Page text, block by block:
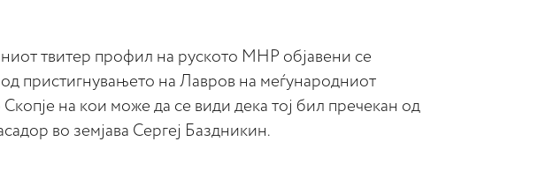
твитер профил на руското МНР објавени се
пристигнувањето на Лавров на меѓународниот
на кои може да се види дека тој бил пречекан од
во земјава Сергеј Баздникин.